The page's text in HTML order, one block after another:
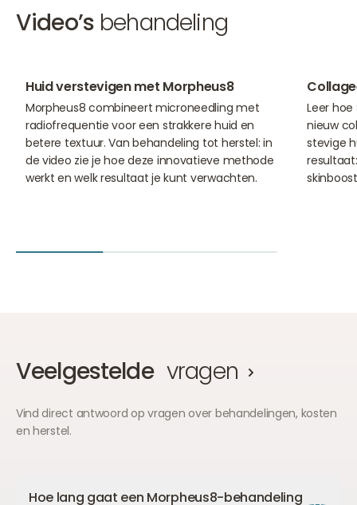
Video’s behandeling
Huid verstevigen met Morpheus8
Morpheus8 combineert microneedling met
radiofrequentie voor een strakkere huid en
betere textuur. Van behandeling tot herstel: in
de video zie je hoe deze innovatieve methode
werkt en welk resultaat je kunt verwachten.
Leer
nieuw
stevige
Veelgesteldevragen
Vind direct antwoord op vragen over behandelingen, kosten
en herstel.
Hoe lang gaat een Morpheus8-behandeling